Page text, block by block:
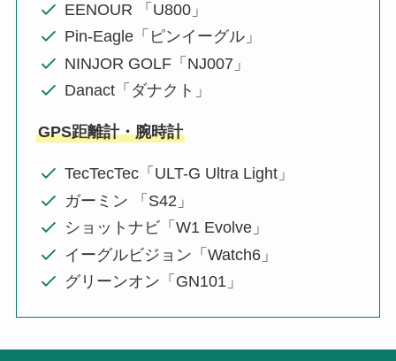
EENOUR 「U800」
Pin-Eagle「ピンイーグル」
NINJOR GOLF「NJ007」
Danact「ダナクト」
GPS距離計・腕時計
TecTecTec「ULT-G Ultra Light」
ガーミン 「S42」
ショットナビ「W1 Evolve」
イーグルビジョン「Watch6」
グリーンオン「GN101」